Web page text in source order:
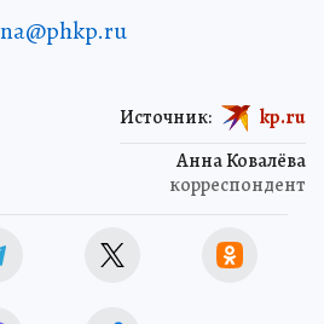
Анна Ковалёва
корреспондент
Источник: kp.ru